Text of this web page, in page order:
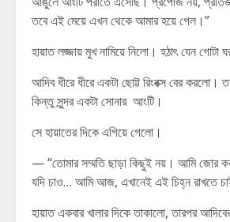
তবে এই মেয়ে এখন থেকে আমার হয়ে গেল।”
হায়াত লজ্জায় মুখ নামিয়ে নিলো। হঠাৎ যেন গোটা
আদিব ধীরে ধীরে একটা ছোট্ট রিংবক্স বের করলো।
কিন্তু সুন্দর একটা সোনার আংটি।
সে হায়াতের দিকে এগিয়ে গেলো।
— “তোমার সম্মতি ছাড়া কিছুই নয়। আমি জোর
যদি চাও… আমি আজ, এখানেই এই চিহ্ন রাখতে
হায়াত একবার খালার দিকে তাকালো, তারপর